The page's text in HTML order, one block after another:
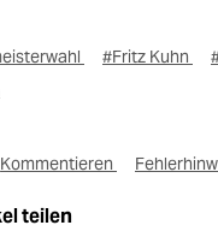
#Fritz Kuhn
Kommentieren
teilen